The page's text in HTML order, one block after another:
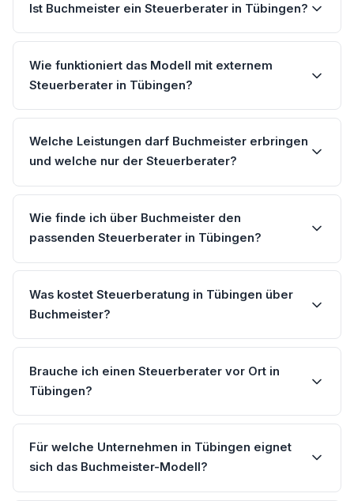
Ist Buchmeister ein Steuerberater in Tübingen?
Wie funktioniert das Modell mit externem
Steuerberater in Tübingen?
Welche Leistungen darf Buchmeister erbringen
und welche nur der Steuerberater?
Wie finde ich über Buchmeister den
passenden Steuerberater in Tübingen?
Was kostet Steuerberatung in Tübingen über
Buchmeister?
Brauche ich einen Steuerberater vor Ort in
Tübingen?
Für welche Unternehmen in Tübingen eignet
sich das Buchmeister-Modell?